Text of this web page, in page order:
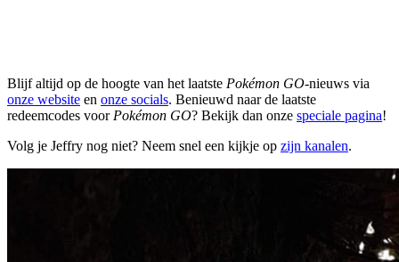
Blijf altijd op de hoogte van het laatste Pokémon GO-nieuws via
onze website en onze socials. Benieuwd naar de laatste
redeemcodes voor Pokémon GO? Bekijk dan onze speciale pagina!
Volg je Jeffry nog niet? Neem snel een kijkje op zijn kanalen.